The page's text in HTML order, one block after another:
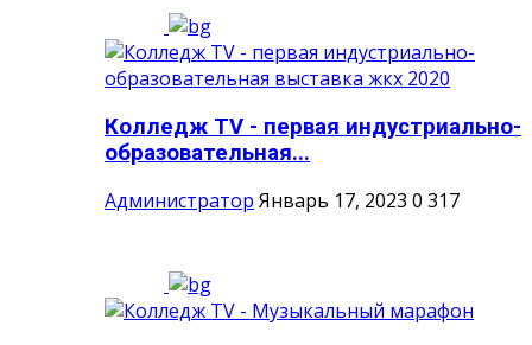
Колледж TV - первая индустриально-
образовательная...
Администратор Январь 17, 2023 0 317